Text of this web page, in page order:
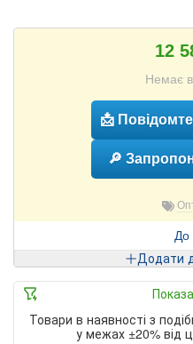
12
Немає в
📩
🔎
До
Додати
Товари в наявності з
у межах ±20% від